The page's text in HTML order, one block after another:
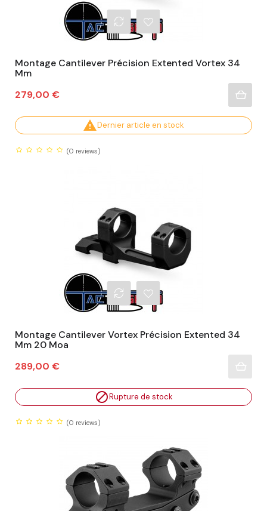
Montage Cantilever Précision Extented Vortex 34
Mm
Prix
279,00 €
Dernier article en stock
(0 reviews)
Montage Cantilever Vortex Précision Extented 34
Mm 20 Moa
Prix
289,00 €
Rupture de stock
(0 reviews)